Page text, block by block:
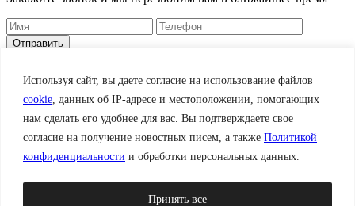
Используя сайт, вы даете согласие на использование файлов
cookie , данных об IP-адресе и местоположении, помогающих
нам сделать его удобнее для вас. Вы подтверждаете свое
согласие на получение новостных писем, а также Политикой
конфиденциальности и обработки персональных данных.
Принять все
Заказать
Нажав кнопку сделать заказ сейчас, Вы подтверждаете свое
согласие на получение новостных писем, а такжеобработку